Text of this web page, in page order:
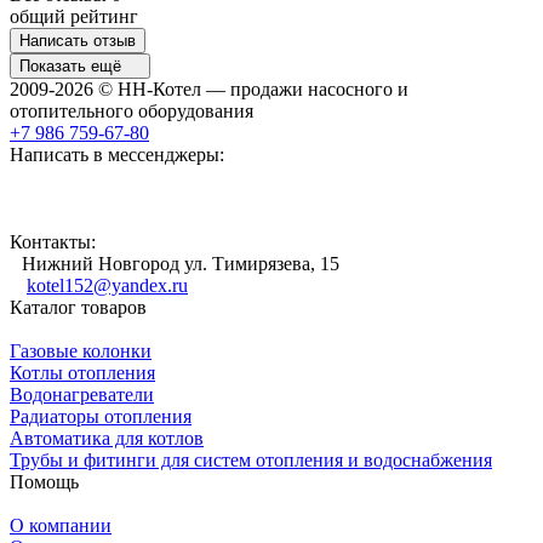
общий рейтинг
Написать отзыв
Показать ещё
2009-2026 © НН-Котел — продажи насосного и
отопительного оборудования
+7 986 759-67-80
Написать в мессенджеры:
Контакты:
Нижний Новгород ул. Тимирязева, 15
kotel152@yandex.ru
Каталог товаров
Газовые колонки
Котлы отопления
Водонагреватели
Радиаторы отопления
Автоматика для котлов
Трубы и фитинги для систем отопления и водоснабжения
Помощь
О компании